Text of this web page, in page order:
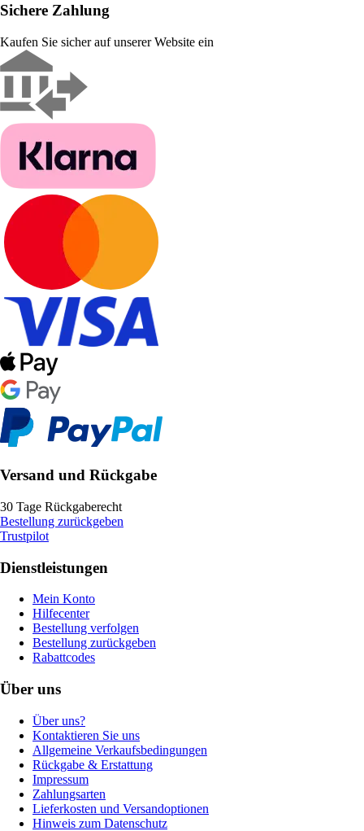
Sichere Zahlung
Kaufen Sie sicher auf unserer Website ein
Versand und Rückgabe
30 Tage Rückgaberecht
Bestellung zurückgeben
Trustpilot
Dienstleistungen
Mein Konto
Hilfecenter
Bestellung verfolgen
Bestellung zurückgeben
Rabattcodes
Über uns
Über uns?
Kontaktieren Sie uns
Allgemeine Verkaufsbedingungen
Rückgabe & Erstattung
Impressum
Zahlungsarten
Lieferkosten und Versandoptionen
Hinweis zum Datenschutz